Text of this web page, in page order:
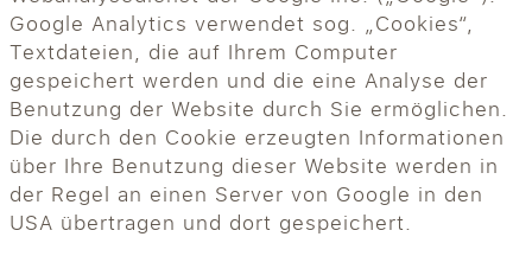
Google Analytics verwendet sog. „Cookies“,
Textdateien, die auf Ihrem Computer
gespeichert werden und die eine Analyse der
Benutzung der Website durch Sie ermöglichen.
Die durch den Cookie erzeugten Informationen
über Ihre Benutzung dieser Website werden in
der Regel an einen Server von Google in den
USA übertragen und dort gespeichert.